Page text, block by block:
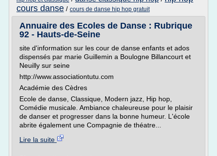
cours danse / cours de danse hip hop gratuit
Annuaire des Ecoles de Danse : Rubrique
92 - Hauts-de-Seine
site d'information sur les cour de danse enfants et ados
dispensés par marie Guillemin a Boulogne Billancourt et
Neuilly sur seine
http://www.associationtutu.com
Académie des Cèdres
Ecole de danse, Classique, Modern jazz, Hip hop,
Comédie musicale. Ambiance chaleureuse pour le plaisir
de danser et progresser dans la bonne humeur. L'école
abrite également une Compagnie de théatre...
Lire la suite